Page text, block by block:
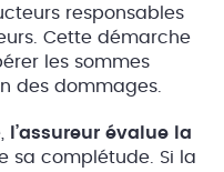
responsables
Cette démarche
les sommes
des dommages.
l’assureur évalue la
sa complétude. Si la